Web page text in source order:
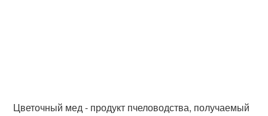
Цветочный мед - продукт пчеловодства, получаемый